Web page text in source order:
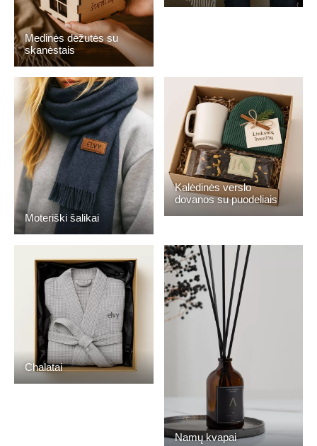
Medinės dėžutės su
skanėstais
Moteriški šalikai
Kalėdinės verslo
dovanos su puodeliais
Chalatai
Namų kvapai